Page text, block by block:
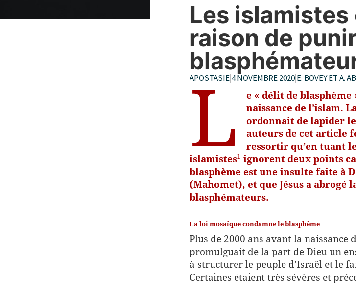
Les
raison de
APOSTASIE 4 NOVEMBRE 2020|E. BOVEY ET A.
L
e « délit de
naissance de l’islam.
ordonnait de lapider
auteurs de cet article
ressortir qu’en tuant
islamistes​1​ ignorent deux points
blasphème est une insulte faite à
(Mahomet), et que Jésus a abrogé
blasphémateurs.
La loi mosaïque condamne le blasphème
Plus de 2000 ans avant la naissance
promulguait de la part de Dieu un
à structurer le peuple d’Israël et le
Certaines étaient très sévères et